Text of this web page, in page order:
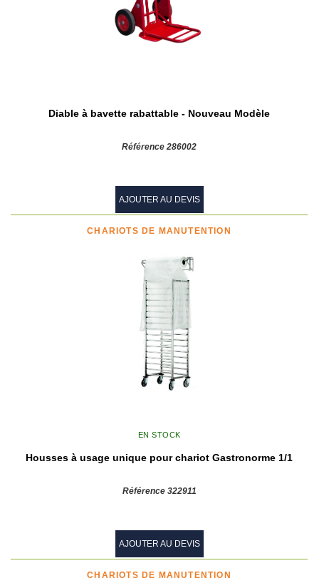
Diable à bavette rabattable - Nouveau Modèle
Référence 286002
AJOUTER AU DEVIS
CHARIOTS DE MANUTENTION
EN STOCK
Housses à usage unique pour chariot Gastronorme 1/1
Référence 322911
AJOUTER AU DEVIS
CHARIOTS DE MANUTENTION